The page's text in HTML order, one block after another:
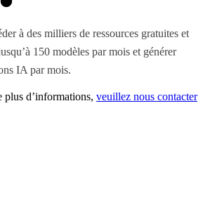
à des milliers de ressources gratuites et
150 modèles par mois et générer
IA par mois.
plus d’informations, veuillez nous contacter